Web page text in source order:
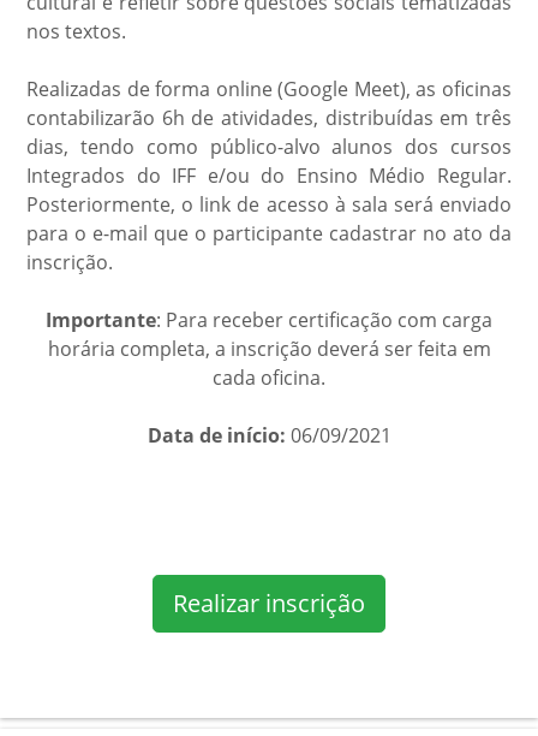
nos textos.
Realizadas de forma online (Google Meet), as oficinas
contabilizarão 6h de atividades, distribuídas em três
dias, tendo como público-alvo alunos dos cursos
Integrados do IFF e/ou do Ensino Médio Regular.
Posteriormente, o link de acesso à sala será enviado
para o e-mail que o participante cadastrar no ato da
inscrição.
Importante: Para receber certificação com carga
horária completa, a inscrição deverá ser feita em
cada oficina.
Data de início: 06/09/2021
Realizar inscrição